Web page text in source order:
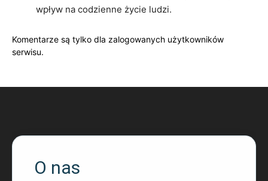
wpływ na codzienne życie ludzi.
Komentarze są tylko dla zalogowanych użytkowników
serwisu.
O nas